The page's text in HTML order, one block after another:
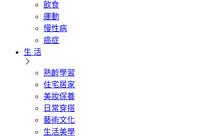
飲食
運動
慢性病
癌症
生 活
熟齡學習
住宅居家
美妝保養
日常穿搭
藝術文化
生活美學